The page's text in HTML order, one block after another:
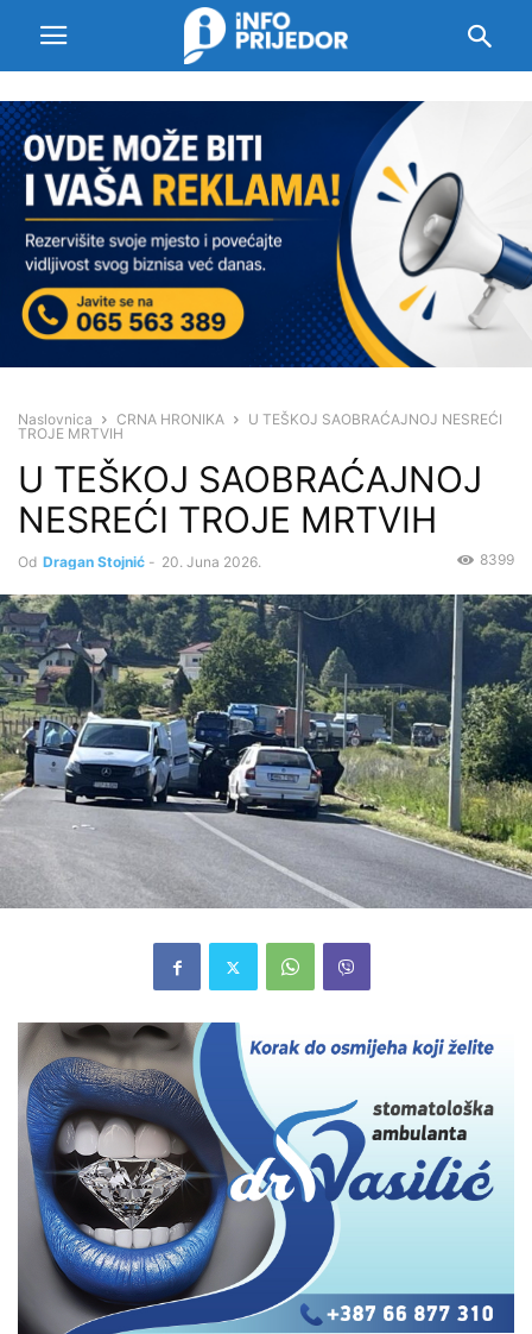
Naslovnica CRNA HRONIKA
U TEŠKOJ SAOBRAĆAJNOJ NESREĆI
TROJE MRTVIH
U TEŠKOJ SAOBRAĆAJNOJ
NESREĆI TROJE MRTVIH
Od Dragan Stojnić - 20. Juna 2026. 8399